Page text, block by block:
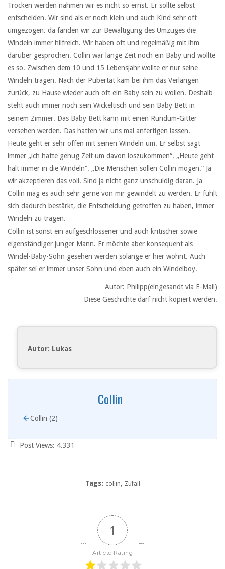
Trocken werden nahmen wir es nicht so ernst. Er sollte selbst
entscheiden. Wir sind als er noch klein und auch Kind sehr oft
umgezogen. da fanden wir zur Bewältigung des Umzuges die
Windeln immer hilfreich. Wir haben oft und regelmäßig mit ihm
darüber gesprochen. Collin war lange Zeit noch ein Baby und wollte
es so. Zwischen dem 10 und 15 Lebensjahr wollte er nur seine
Windeln tragen. Nach der Pubertät kam bei ihm das Verlangen
zurück, zu Hause wieder auch oft ein Baby sein zu wollen. Deshalb
steht auch immer noch sein Wickeltisch und sein Baby Bett in
seinem Zimmer. Das Baby Bett kann mit einen Rundum-Gitter
versehen werden. Das hatten wir uns mal anfertigen lassen.
Heute geht er sehr offen mit seinen Windeln um. Er selbst sagt
immer „ich hatte genug Zeit um davon loszukommen“. „Heute geht
halt immer in die Windeln“. „Die Menschen sollen Collin mögen.“ Ja
wir akzeptieren das voll. Sind ja nicht ganz unschuldig daran. Ja
Collin mag es auch sehr gerne von mir gewindelt zu werden. Er fühlt
sich dadurch bestärkt, die Entscheidung getroffen zu haben, immer
Windeln zu tragen.
Collin ist sonst ein aufgeschlossener und auch kritischer sowie
eigenständiger junger Mann. Er möchte aber konsequent als
Windel-Baby-Sohn gesehen werden solange er hier wohnt. Auch
später sei er immer unser Sohn und eben auch ein Windelboy.
Autor: Philipp(eingesandt via E-Mail)
Diese Geschichte darf nicht kopiert werden.
Autor: Lukas
Collin
Collin (2)
Post Views: 4.331
Tags: collin, Zufall
1
Article Rating